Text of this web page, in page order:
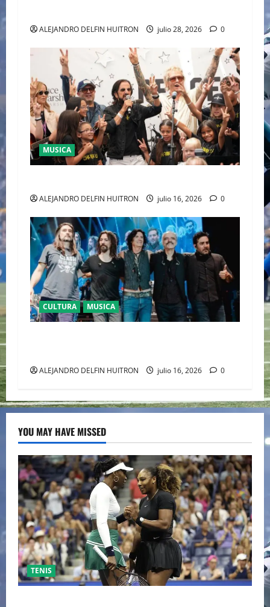
ALEJANDRO DELFIN HUITRON julio 28, 2026 0
MUSICA
ALEJANDRO DELFIN HUITRON julio 16, 2026 0
CULTURA MUSICA
ALEJANDRO DELFIN HUITRON julio 16, 2026 0
YOU MAY HAVE MISSED
TENIS